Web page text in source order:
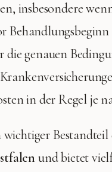
insbesondere
die genauen
in der Regel je
wichtiger Bestandteil
und bietet